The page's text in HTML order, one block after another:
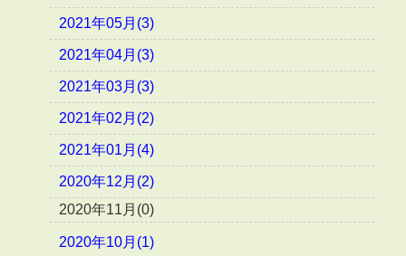
2021年05月(3)
2021年04月(3)
2021年03月(3)
2021年02月(2)
2021年01月(4)
2020年12月(2)
2020年11月(0)
2020年10月(1)